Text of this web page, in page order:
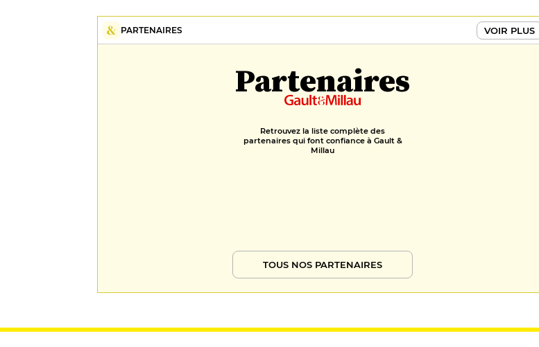
PARTENAIRES VOIR PLUS
Partenaires
Retrouvez la liste complète des
partenaires qui font confiance à Gault &
Millau
TOUS NOS PARTENAIRES